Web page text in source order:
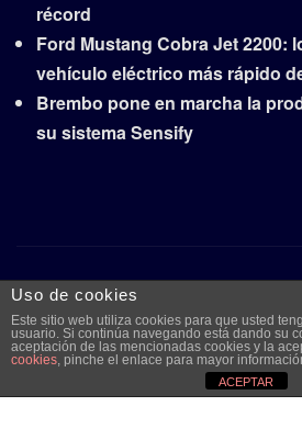
récord
Ford Mustang Cobra Jet 2200:
vehículo eléctrico más rápido
Brembo pone en marcha la
su sistema Sensify
Copyright © 2026 | Funciona con
Newspor
Aviso legal y
Uso de cookies
Este sitio web utiliza cookies para que usted
usuario. Si continúa navegando está dando su
aceptación de las mencionadas cookies y la
cookies, pinche el enlace para mayor
ACEPTAR